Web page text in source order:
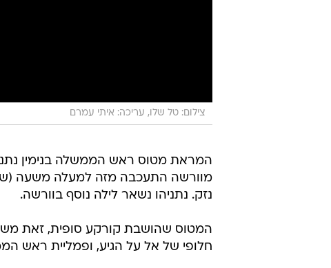
צילום: טל שלו, עריכה: איתי עמרם
המראת מטוס ראש הממשלה בנימין
מוורשה התעכבה מזה למעלה משעה
נזק. נתניהו נשאר לילה נוסף בוורשה.
המטוס שהושבת קורקע סופית, זאת
חלופי של אל על הגיע, ופמליית ראש הממשלה